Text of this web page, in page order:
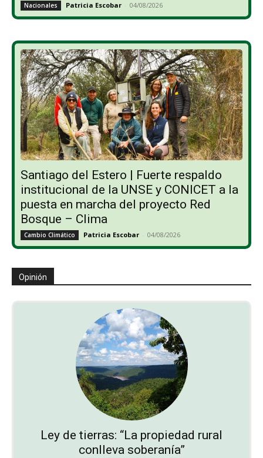
Nacionales Patricia Escobar - 04/08/2026
Santiago del Estero | Fuerte respaldo
institucional de la UNSE y CONICET a la
puesta en marcha del proyecto Red
Bosque – Clima
Cambio Climático Patricia Escobar - 04/08/2026
Opinión
Ley de tierras: “La propiedad rural
conlleva soberanía”